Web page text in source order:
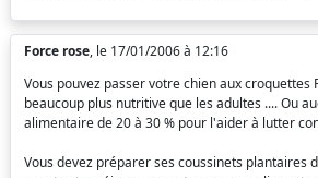
Force rose, le 17/01/2006 à 12:16
Vous pouvez passer votre chien aux croquettes
beaucoup plus nutritive que les adultes .... Ou
alimentaire de 20 à 30 % pour l'aider à lutter
Vous devez préparer ses coussinets plantaires